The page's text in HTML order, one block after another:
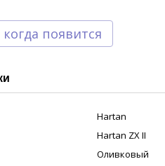
появится
Hartan
Hartan ZX II
Оливковый